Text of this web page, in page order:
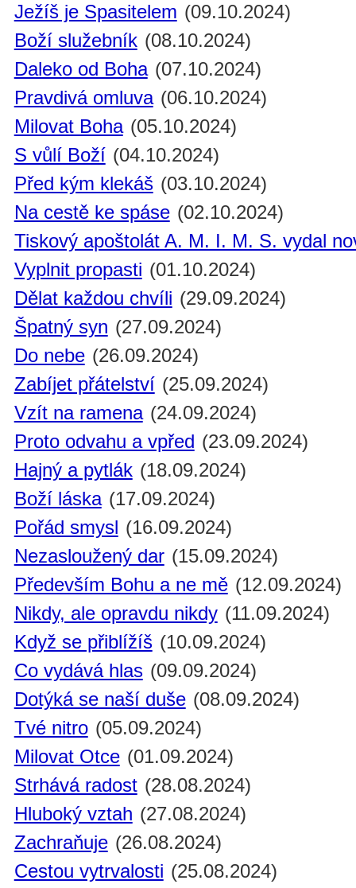
Ježíš je Spasitelem (09.10.2024)
Boží služebník (08.10.2024)
Daleko od Boha (07.10.2024)
Pravdivá omluva (06.10.2024)
Milovat Boha (05.10.2024)
S vůlí Boží (04.10.2024)
Před kým klekáš (03.10.2024)
Na cestě ke spáse (02.10.2024)
Tiskový apoštolát A. M. I. M. S. vydal
Vyplnit propasti (01.10.2024)
Dělat každou chvíli (29.09.2024)
Špatný syn (27.09.2024)
Do nebe (26.09.2024)
Zabíjet přátelství (25.09.2024)
Vzít na ramena (24.09.2024)
Proto odvahu a vpřed (23.09.2024)
Hajný a pytlák (18.09.2024)
Boží láska (17.09.2024)
Pořád smysl (16.09.2024)
Nezasloužený dar (15.09.2024)
Především Bohu a ne mě (12.09.2024)
Nikdy, ale opravdu nikdy (11.09.2024)
Když se přiblížíš (10.09.2024)
Co vydává hlas (09.09.2024)
Dotýká se naší duše (08.09.2024)
Tvé nitro (05.09.2024)
Milovat Otce (01.09.2024)
Strhává radost (28.08.2024)
Hluboký vztah (27.08.2024)
Zachraňuje (26.08.2024)
Cestou vytrvalosti (25.08.2024)